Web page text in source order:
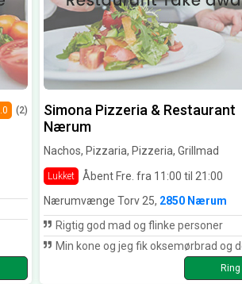
(2)
Simona Pizzeria & Restaurant
Nærum
Nachos, Pizzaria, Pizzeria, Grillmad
Lukket Åbent Fre. fra 11:00 til 21:00
Nærumvænge Torv 25, 2850 Nærum
Rigtig god mad og flinke personer
Min kone og jeg fik oksemørbrad og det smagte perfekt og der